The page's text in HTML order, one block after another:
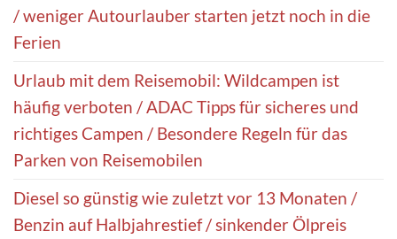
/ weniger Autourlauber starten jetzt noch in die
Ferien
Urlaub mit dem Reisemobil: Wildcampen ist
häufig verboten / ADAC Tipps für sicheres und
richtiges Campen / Besondere Regeln für das
Parken von Reisemobilen
Diesel so günstig wie zuletzt vor 13 Monaten /
Benzin auf Halbjahrestief / sinkender Ölpreis